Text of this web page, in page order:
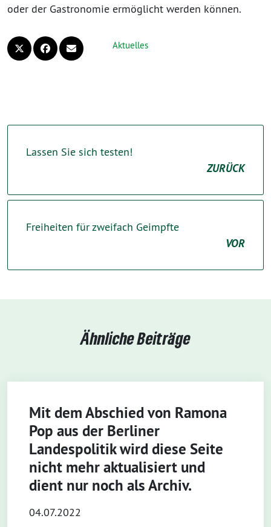
oder der Gastronomie ermöglicht werden können.
Aktuelles
Lassen Sie sich testen!
ZURÜCK
Freiheiten für zweifach Geimpfte
VOR
Ähnliche Beiträge
Mit dem Abschied von Ramona
Pop aus der Berliner
Landespolitik wird diese Seite
nicht mehr aktualisiert und
dient nur noch als Archiv.
04.07.2022